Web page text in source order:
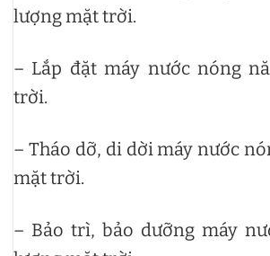
lượng mặt trời.
– Lắp đặt máy nước nóng
trời.
– Tháo dỡ, di dời máy nước
mặt trời.
– Bảo trì, bảo dưỡng máy